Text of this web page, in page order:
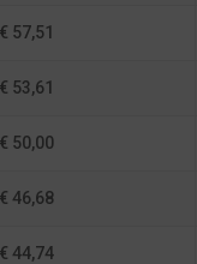
€ 57,51
€ 53,61
€ 50,00
€ 46,68
€ 44,74